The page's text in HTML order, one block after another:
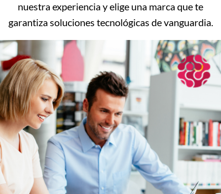
nuestra experiencia y elige una marca que te
garantiza soluciones tecnológicas de vanguardia.